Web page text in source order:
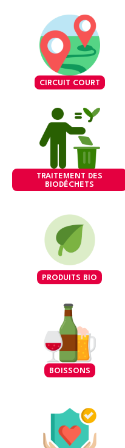
CIRCUIT COURT
TRAITEMENT DES
BIODÉCHETS
PRODUITS BIO
BOISSONS